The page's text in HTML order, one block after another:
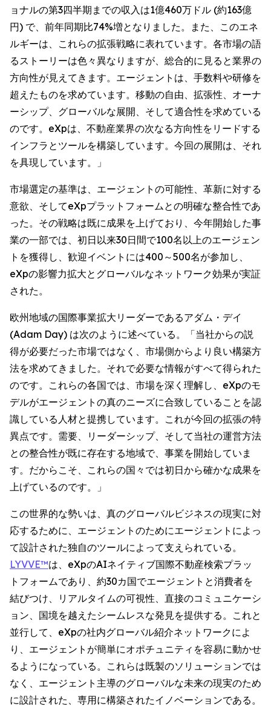
ョナルの第3四半期までの収入は1億460万ドル (約163億
円) で、前年同期比74%増となりました。また、このエネ
ルギーは、これらの拡張戦略に表れています。各市場の語
るストーリーは色々異なりますが、総合的に見ると業界の
方向性が見えてきます。エージェントは、手数料や研修を
超えたものを求めています。移動の自由、拡張性、オーナ
ーシップ、グローバルな展開、そして適合性を求めている
のです。eXpは、不動産業界の次なる方向性をリードする
インフラとツールを構築しています。今回の展開は、それ
を具現しています。」
市場選定の基準は、エージェントの可能性、革新に対する
意欲、そしてeXpプラットフォームとの明確な整合性であ
った。その戦略は既に成果を上げており、今年開始した事
業の一部では、初日以来30日間で100名以上のエージェン
トを獲得し、歓迎イベントには400～500名が参加し、
eXpの影響力拡大とグローバルなネットワーク効果が実証
された。
欧州地域の国際事業拡大リーダーであるアダム・デイ
(Adam Day) は次のように述べている。「当社からの説
得が必要だった市場ではなく、市場側からより良い構築方
法を求めてきました。それで必要な情報がすべて得られた
のです。これらの各国では、市場を深く理解し、eXpのモ
デルがエージェントの真のニーズに合致していることを認
識している人材と提携しています。これが今回の拡張の特
異点です。需要、リーダーシップ、そして当社の運営方法
との整合性が既に存在する地域で、事業を開始していま
す。だからこそ、これらの国々では初日から確かな成果を
上げているのです。」
この世界的な勢いは、真のグローバルビジネスの現実に対
応するために、エージェントのためにエージェントによっ
て設計された独自のツールによって支えられている。
LYVVE™は、eXpのAIネイティブ国際不動産検索プラッ
トフォームであり、約30カ国でエージェントと消費者を
結びつけ、リアルタイムの可視性、直接のコミュニケーシ
ョン、国境を越えたシームレスな発見を提供する。これと
並行して、eXpの社内グローバル紹介ネットワークによ
り、エージェントが簡単にオポチュニティを容易に動かせ
るようになっている。これらは既製のソリューションでは
なく、エージェント主導のグローバルな未来の現実のため
に設計された、専用に構築されたイノベーションである。